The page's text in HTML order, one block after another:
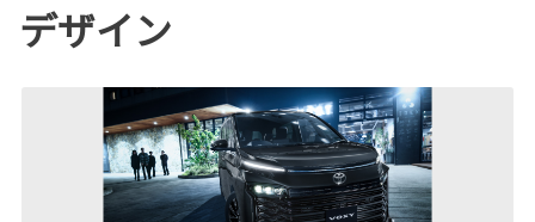
デザイン